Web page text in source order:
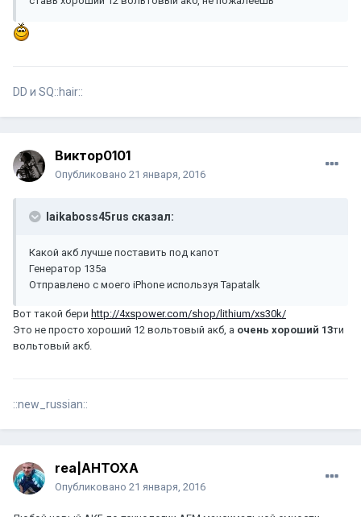
DD и SQ::hair::
Виктор0101
Опубликовано 21 января, 2016
laikaboss45rus сказал:
Какой акб лучше поставить под капот
Генератор 135а
Отправлено с моего iPhone используя Tapatalk
Вот такой бери http://4xspower.com/shop/lithium/xs30k/
Это не просто хороший 12 вольтовый акб, а очень хороший 13ти
вольтовый акб.
::new_russian::
rea|AHTOXA
Опубликовано 21 января, 2016